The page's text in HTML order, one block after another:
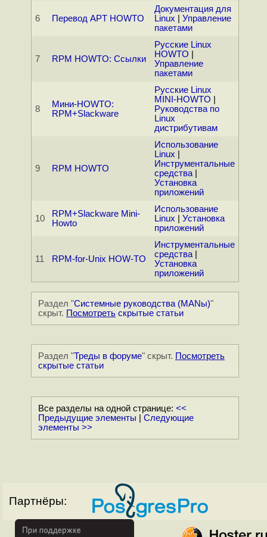
6 Перевод APT HOWTO
Документация для
Linux
Управление
пакетами
7 RPM HOWTO: Ссылки
Русские Linux
HOWTO
Управление
пакетами
8
Мини-HOWTO:
RPM+Slackware
Русские Linux
MINI-HOWTO
Руководства по
Linux
дистрибутивам
9 RPM HOWTO
Использование
Linux
Инструментальные
средства
Установка
приложений
10
RPM+Slackware Mini-
Howto
Использование
Linux
Установка
приложений
11 RPM-for-Unix HOW-TO
Инструментальные
средства
Установка
приложений
Раздел "Системные руководства (MANы)"
скрыт. Посмотреть скрытые статьи
Раздел "Треды в форуме" скрыт. Посмотреть
скрытые статьи
Все разделы на одной странице: <<
Предыдущие элементы
Следующие
элементы >>
Партнёры: